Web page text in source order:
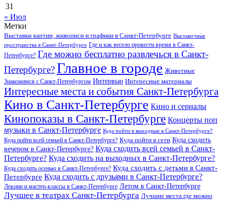
31
« Июл
Метки
Выставки картин, живописи и графики в Санкт-Петербурге Выставочные
пространства в Санкт-Петербурге Где и как весело провести время в Санкт-
Петербурге? Где можно бесплатно развлечься в Санкт-
Петербурге?Главное в городе Животные
Знакомимся с Санкт-Петербургом Интервью Интересные материалы
Интересные места и события Санкт-Петербурга
Кино в Санкт-Петербурге Кино и сериалы
Кинопоказы в Санкт-Петербурге Концерты поп
музыки в Санкт-Петербурге Куда пойти в выходные в Санкт-Петербурге?
Куда пойти всей семьей в Санкт-Петербурге? Куда пойти в сети Куда сходить
вечером в Санкт-Петербурге? Куда сходить всей семьей в Санкт-
Петербурге? Куда сходить на выходных в Санкт-Петербурге?
Куда сходить осенью в Санкт-Петербурге? Куда сходить с детьми в Санкт-
Петербурге Куда сходить с друзьями в Санкт-Петербурге?
Лекции и мастер-классы в Санкт-Петербурге Летом в Санкт-Петербурге
Лучшее в театрах Санкт-Петербурга Лучшие места где можно